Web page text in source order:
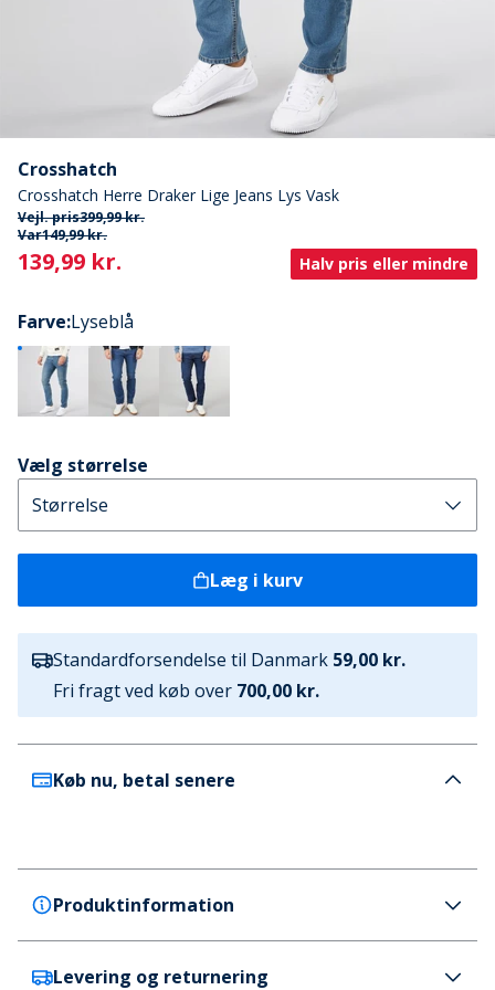
Crosshatch
Crosshatch Herre Draker Lige Jeans Lys Vask
Vejl. pris399,99 kr.
Var149,99 kr.
Current
139,99 kr. Halv pris eller mindre
Farve:Lyseblå
Vælg størrelse
Læg i kurv
Standardforsendelse til Danmark 59,00 kr.
Fri fragt ved køb over 700,00 kr.
Køb nu, betal senere
Produktinformation
Crosshatch
Levering og returnering